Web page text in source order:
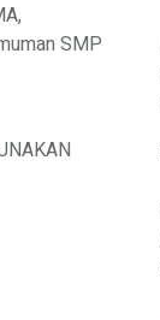
,
SMP